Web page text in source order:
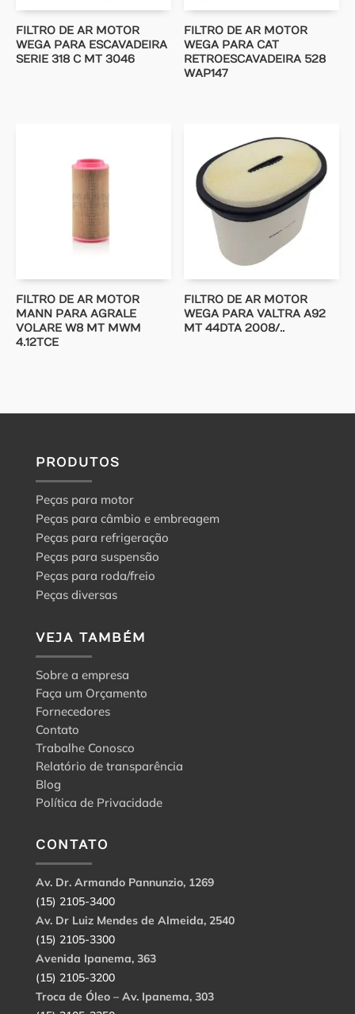
FILTRO DE AR MOTOR
WEGA PARA ESCAVADEIRA
SERIE 318 C MT 3046
FILTRO DE AR MOTOR
WEGA PARA CAT
RETROESCAVADEIRA 528
WAP147
FILTRO DE AR MOTOR
MANN PARA AGRALE
VOLARE W8 MT MWM
4.12TCE
FILTRO DE AR MOTOR
WEGA PARA VALTRA A92
MT 44DTA 2008/..
PRODUTOS
Peças para motor
Peças para câmbio e embreagem
Peças para refrigeração
Peças para suspensão
Peças para roda/freio
Peças diversas
VEJA TAMBÉM
Sobre a empresa
Faça um Orçamento
Fornecedores
Contato
Trabalhe Conosco
Relatório de transparência
Blog
Política de Privacidade
CONTATO
Av. Dr. Armando Pannunzio, 1269
(15) 2105-3400
Av. Dr Luiz Mendes de Almeida, 2540
(15) 2105-3300
Avenida Ipanema, 363
(15) 2105-3200
Troca de Óleo – Av. Ipanema, 303